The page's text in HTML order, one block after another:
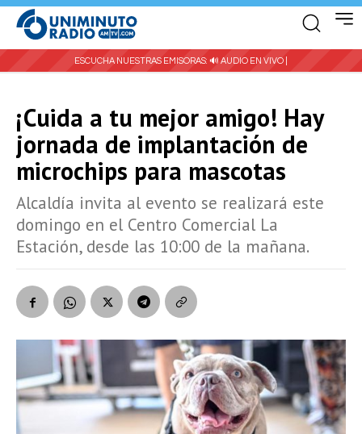
ESCUCHA NUESTRAS EMISORAS: 🔊 AUDIO EN VIVO |
¡Cuida a tu mejor amigo! Hay
jornada de implantación de
microchips para mascotas
Alcaldía invita al evento se realizará este
domingo en el Centro Comercial La
Estación, desde las 10:00 de la mañana.